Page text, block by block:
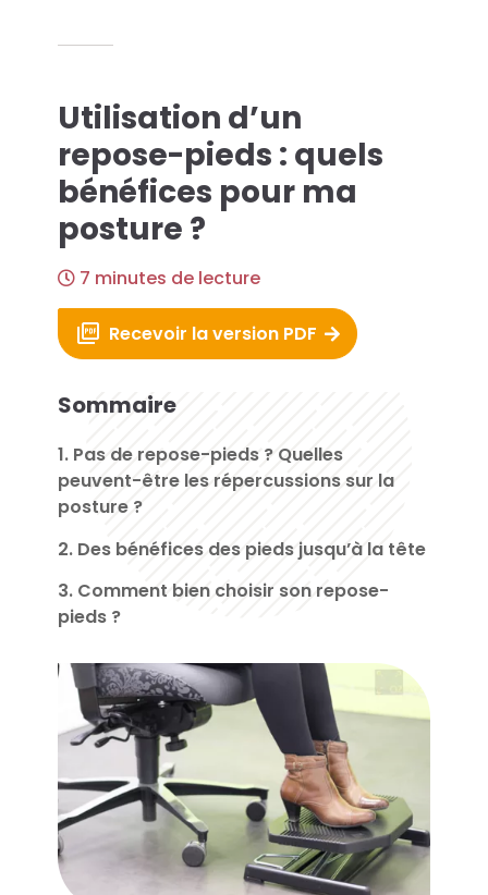
Azergo
Utilisation d’un
repose-pieds : quels
bénéfices pour ma
posture ?
7 minutes de lecture
Recevoir la version PDF
Sommaire
1. Pas de repose-pieds ? Quelles
peuvent-être les répercussions sur la
posture ?
2. Des bénéfices des pieds jusqu’à la tête
3. Comment bien choisir son repose-
pieds ?